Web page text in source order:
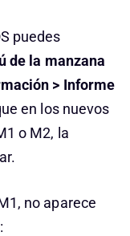
puedes
de la manzana
> Informe
en los nuevos
o M2, la
no aparece